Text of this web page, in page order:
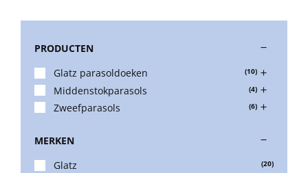
Balkonklemmen
PRODUCTEN
Glatz parasoldoeken
(10)
Middenstokparasols (4)
Zweefparasols (6)
MERKEN
Glatz
(20)